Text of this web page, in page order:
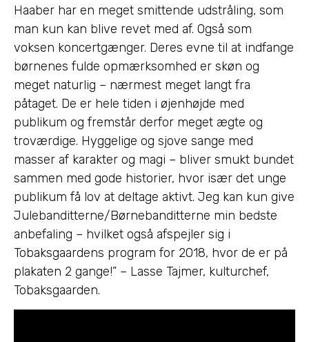
Haaber har en meget smittende udstråling, som
man kun kan blive revet med af. Også som
voksen koncertgænger. Deres evne til at indfange
børnenes fulde opmærksomhed er skøn og
meget naturlig – nærmest meget langt fra
påtaget. De er hele tiden i øjenhøjde med
publikum og fremstår derfor meget ægte og
troværdige. Hyggelige og sjove sange med
masser af karakter og magi – bliver smukt bundet
sammen med gode historier, hvor især det unge
publikum få lov at deltage aktivt. Jeg kan kun give
Julebanditterne/Børnebanditterne min bedste
anbefaling – hvilket også afspejler sig i
Tobaksgaardens program for 2018, hvor de er på
plakaten 2 gange!” – Lasse Tajmer, kulturchef,
Tobaksgaarden.